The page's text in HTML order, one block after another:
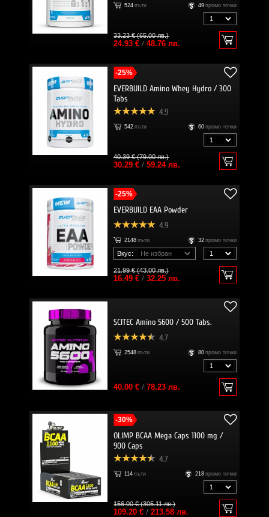
524 пъти 49 промо точки
33.23 € (65.00 лв.)
24.93 €/ 48.76 лв.
-25%
EVERBUILD Amino Whey Hydro / 300
Tabs
4.9
542 пъти 60 промо точки
40.39 € (79.00 лв.)
30.29 €/ 59.24 лв.
-25%
EVERBUILD EAA Powder
4.9
2148 пъти 32 промо точки
Вкус:
21.99 € (43.00 лв.)
16.49 €/ 32.25 лв.
SCITEC Amino 5600 / 500 Tabs.
4.7
2548 пъти 80 промо точки
40.00 €/ 78.23 лв.
-30%
OLIMP BCAA Mega Caps 1100 mg /
900 Caps
4.7
114 пъти 218 промо точки
156.00 € (305.11 лв.)
109.20 €/ 213.58 лв.